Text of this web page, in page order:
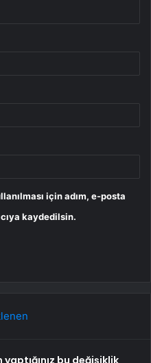
için adım, e-posta
kaydedilsin.
yaptığınız bu değişiklik